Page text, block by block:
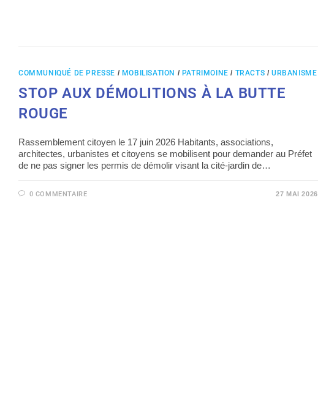
COMMUNIQUÉ DE PRESSE / MOBILISATION / PATRIMOINE / TRACTS /URBANISME
STOP AUX DÉMOLITIONS À LA BUTTE
ROUGE
Rassemblement citoyen le 17 juin 2026 Habitants, associations,
architectes, urbanistes et citoyens se mobilisent pour demander au Préfet
de ne pas signer les permis de démolir visant la cité-jardin de…
0 COMMENTAIRE 27 MAI 2026